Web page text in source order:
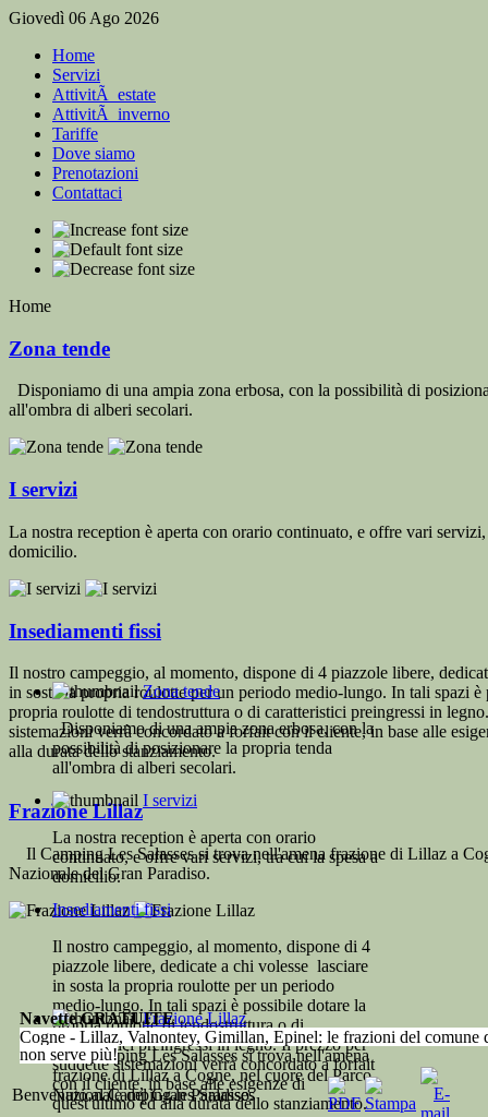
Giovedì 06 Ago 2026
Home
Servizi
AttivitÃ estate
AttivitÃ inverno
Tariffe
Dove siamo
Prenotazioni
Contattaci
Home
Zona tende
Disponiamo di una ampia zona erbosa, con la possibilità di
all'ombra di alberi secolari.
I servizi
La nostra reception è aperta con orario continuato, e offre vari servizi,
domicilio.
Insediamenti fissi
Il nostro campeggio, al momento, dispone di 4 piazzole libere,
in sosta la propria roulotte per un periodo medio-lungo. In tali spazi è
propria roulotte di tendostruttura o di caratteristici preingressi in
sistemazioni verrà concordato a forfait con il cliente, in base alle
alla durata dello stanziamento.
Frazione Lillaz
Il Camping Les Salasses si trova nell'amena frazione di Lillaz a
Nazionale del Gran Paradiso.
Zona tende
Disponiamo di una ampia zona erbosa, con la
possibilità di posizionare la propria tenda
all'ombra di alberi secolari.
I servizi
La nostra reception è aperta con orario
continuato, e offre vari servizi, tra cui la spesa a
domicilio.
Insediamenti fissi
Il nostro campeggio, al momento, dispone di 4
piazzole libere, dedicate a chi volesse lasciare
in sosta la propria roulotte per un periodo
medio-lungo. In tali spazi è possibile dotare la
propria roulotte di tendostruttura o di
caratteristici preingressi in legno. Il prezzo per
suddette sistemazioni verrà concordato a forfait
con il cliente, in base alle esigenze di
quest'ultimo ed alla durata dello stanziamento.
Frazione Lillaz
Il Camping Les Salasses si trova nell'amena
frazione di Lillaz a Cogne, nel cuore del Parco
Nazionale del Gran Paradiso.
Navette GRATUITE
Cogne - Lillaz, Valnontey, Gimillan, Epinel: le frazioni del comune
non serve più!
A partiredalle 7.35 del mattinole navette del trasporto pubblico
libertà, comodamente e senza stress, utilizzando imezzi pubblici
Benvenuto al Camping les Salasses